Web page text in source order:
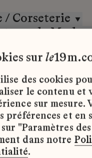
/ Corseterie
de Mode
semble qu’il
d’emploi
surle
des cookies
le contenu et
sur mesure.
préférences et en
"Paramètres
dans notre
.